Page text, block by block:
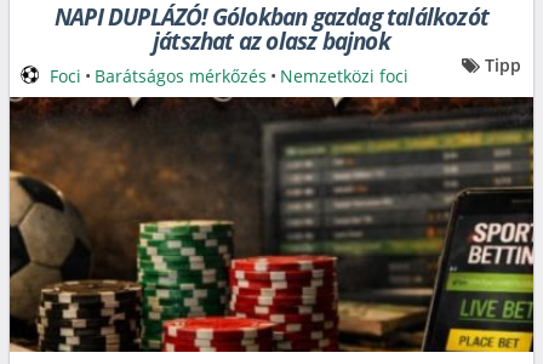
NAPI DUPLÁZÓ! Gólokban gazdag találkozót
játszhat az olasz bajnok
Foci • Barátságos mérkőzés • Nemzetközi foci Tipp